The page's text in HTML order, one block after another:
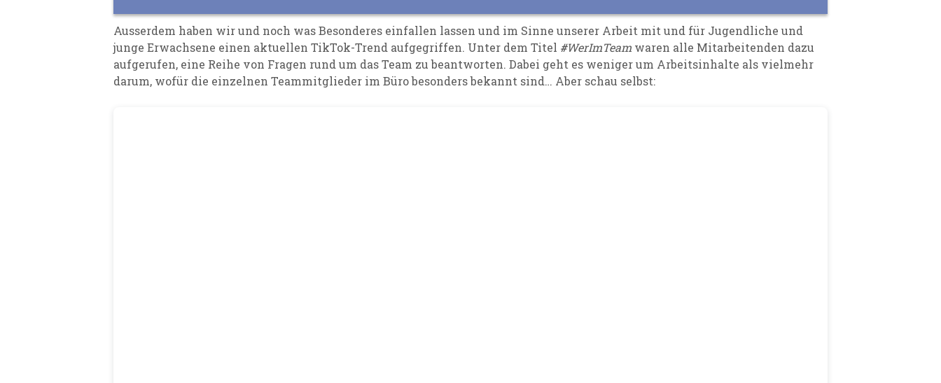
Ausserdem haben wir und noch was Besonderes einfallen lassen und im Sinne unserer Arbeit mit und für Jugendliche und
junge Erwachsene einen aktuellen TikTok-Trend aufgegriffen. Unter dem Titel #WerImTeam waren alle Mitarbeitenden dazu
aufgerufen, eine Reihe von Fragen rund um das Team zu beantworten. Dabei geht es weniger um Arbeitsinhalte als vielmehr
darum, wofür die einzelnen Teammitglieder im Büro besonders bekannt sind… Aber schau selbst: